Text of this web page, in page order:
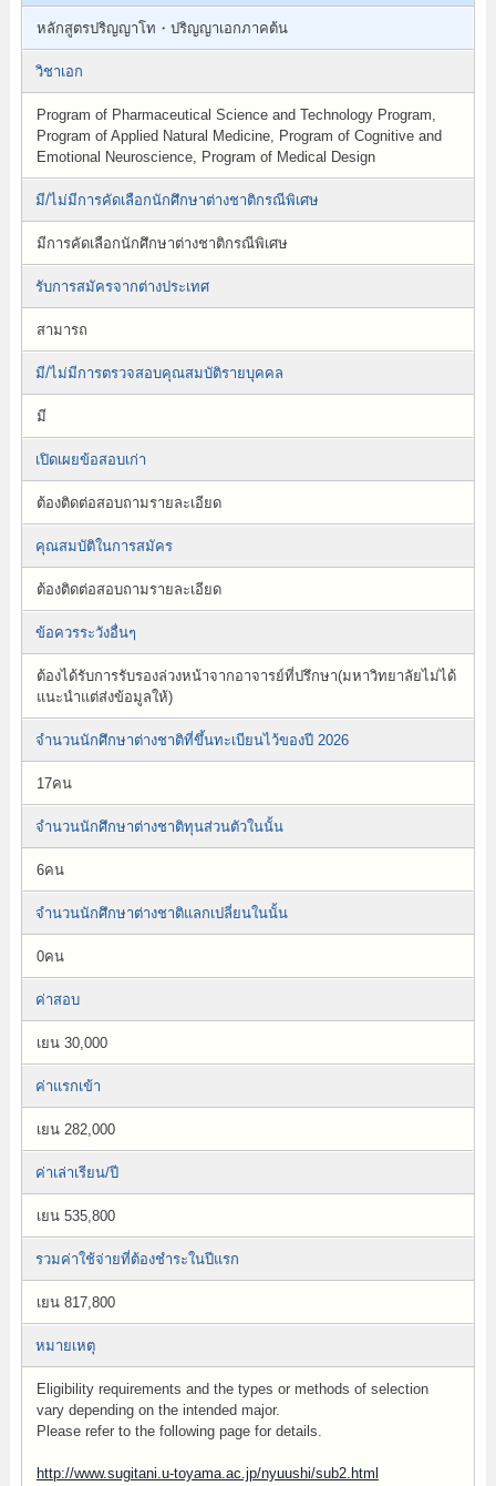
หลักสูตรปริญญาโท・ปริญญาเอกภาคต้น
วิชาเอก
Program of Pharmaceutical Science and Technology Program,
Program of Applied Natural Medicine, Program of Cognitive and
Emotional Neuroscience, Program of Medical Design
มี/ไม่มีการคัดเลือกนักศึกษาต่างชาติกรณีพิเศษ
มีการคัดเลือกนักศึกษาต่างชาติกรณีพิเศษ
รับการสมัครจากต่างประเทศ
สามารถ
มี/ไม่มีการตรวจสอบคุณสมบัติรายบุคคล
มี
เปิดเผยข้อสอบเก่า
ต้องติดต่อสอบถามรายละเอียด
คุณสมบัติในการสมัคร
ต้องติดต่อสอบถามรายละเอียด
ข้อควรระวังอื่นๆ
ต้องได้รับการรับรองล่วงหน้าจากอาจารย์ที่ปรึกษา(มหาวิทยาลัยไม่ได้
แนะนำแต่ส่งข้อมูลให้)
จำนวนนักศึกษาต่างชาติที่ขึ้นทะเบียนไว้ของปี 2026
17คน
จำนวนนักศึกษาต่างชาติทุนส่วนตัวในนั้น
6คน
จำนวนนักศึกษาต่างชาติแลกเปลี่ยนในนั้น
0คน
ค่าสอบ
เยน 30,000
ค่าแรกเข้า
เยน 282,000
ค่าเล่าเรียน/ปี
เยน 535,800
รวมค่าใช้จ่ายที่ต้องชำระในปีแรก
เยน 817,800
หมายเหตุ
Eligibility requirements and the types or methods of selection
vary depending on the intended major.
Please refer to the following page for details.
http://www.sugitani.u-toyama.ac.jp/nyuushi/sub2.html